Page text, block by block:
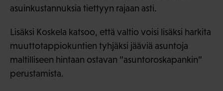
asuinkustannuksia tiettyyn rajaan asti.
Lisäksi Koskela katsoo, että valtio voisi lisäksi harkita
muuttotappiokuntien tyhjäksi jääviä asuntoja
maltilliseen hintaan ostavan ”asuntoroskapankin”
perustamista.